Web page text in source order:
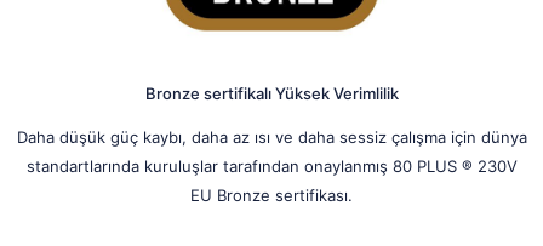
Bronze sertifikalı Yüksek Verimlilik
Daha düşük güç kaybı, daha az ısı ve daha sessiz çalışma için dünya
standartlarında kuruluşlar tarafından onaylanmış 80 PLUS ® 230V
EU Bronze sertifikası.